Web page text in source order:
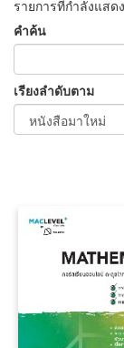
รายการที่กำลังแสด
คำค้น
เรียงลำดับตาม